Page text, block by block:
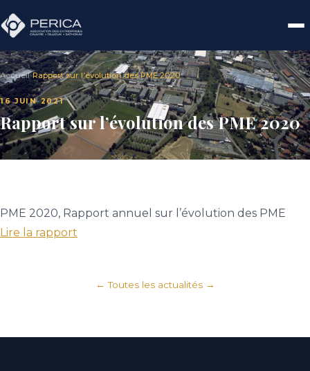
Accueil›Rapport sur l’évolution des PME 2020
16 JUIN 2021
Rapport sur l’évolution des PME 2020
PME 2020, Rapport annuel sur l’évolution des PME
Lire la rapport
← Toutes les actualités